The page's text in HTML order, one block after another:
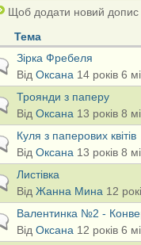
Щоб додати новий
Тема
тема
Зірка Фребеля
Від Оксана 14 років 6
тема
Троянди з паперу
Від Оксана 13 років 8
тема
Куля з паперових квітів
Від Оксана 13 років 8
тема
Листівка
Від Жанна Мина 12
тема
Валентинка №2 -
Від Оксана 12 років 6